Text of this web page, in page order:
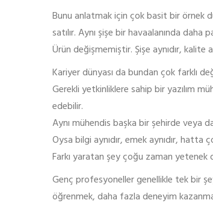
Bunu anlatmak için çok basit bir örnek
satılır. Aynı şişe bir havaalanında
Ürün değişmemiştir. Şişe aynıdır, kalite
Kariyer dünyası da bundan çok farklı
Gerekli yetkinliklere sahip bir yazılım
edebilir.
Aynı mühendis başka bir şehirde veya
Oysa bilgi aynıdır, emek aynıdır, hatta
Farkı yaratan şey çoğu zaman yetenek
Genç profesyoneller genellikle tek bir
öğrenmek, daha fazla deneyim